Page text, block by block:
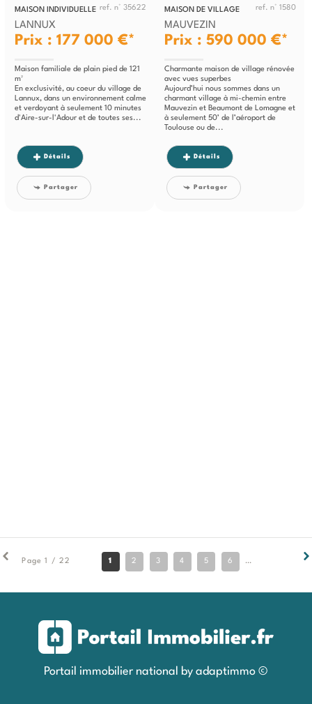
MAISON INDIVIDUELLE ref. n° 35622
LANNUX
Prix : 177 000 €*
Maison familiale de plain pied de 121
m²
En exclusivité, au coeur du village de
Lannux, dans un environnement calme
et verdoyant à seulement 10 minutes
d'Aire-sur-l'Adour et de toutes ses...
Détails
Partager
MAISON DE VILLAGE ref. n° 1580
MAUVEZIN
Prix : 590 000 €*
Charmante maison de village rénovée
avec vues superbes
Aujourd’hui nous sommes dans un
charmant village à mi-chemin entre
Mauvezin et Beaumont de Lomagne et
à seulement 50’ de l’aéroport de
Toulouse ou de...
Détails
Partager
Page 1 / 22 1 2 3 4 5 6 9
Portail immobilier national by adaptimmo ©